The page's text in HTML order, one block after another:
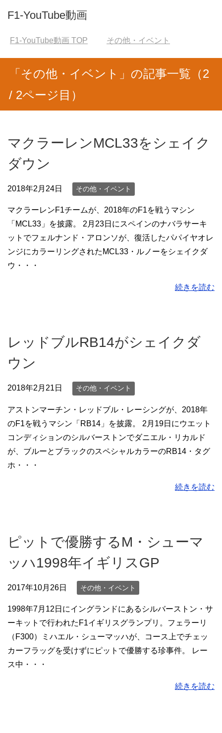
F1-YouTube動画
F1-YouTube動画 TOP その他・イベント
「その他・イベント」の記事一覧（2
/ 2ページ目）
マクラーレンMCL33をシェイク
ダウン
2018年2月24日 その他・イベント
マクラーレンF1チームが、2018年のF1を戦うマシン
「MCL33」を披露。 2月23日にスペインのナバラサーキ
ットでフェルナンド・アロンソが、復活したパパイヤオレ
ンジにカラーリングされたMCL33・ルノーをシェイクダ
ウ・・・
続きを読む
レッドブルRB14がシェイクダ
ウン
2018年2月21日 その他・イベント
アストンマーチン・レッドブル・レーシングが、2018年
のF1を戦うマシン「RB14」を披露。 2月19日にウエット
コンディションのシルバーストンでダニエル・リカルド
が、ブルーとブラックのスペシャルカラーのRB14・タグ
ホ・・・
続きを読む
ピットで優勝するM・シューマ
ッハ1998年イギリスGP
2017年10月26日 その他・イベント
1998年7月12日にイングランドにあるシルバーストン・サ
ーキットで行われたF1イギリスグランプリ。フェラーリ
（F300）ミハエル・シューマッハが、コース上でチェッ
カーフラッグを受けずにピットで優勝する珍事件。 レー
ス中・・・
続きを読む